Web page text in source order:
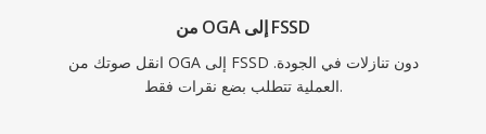
من OGA إلى FSSD
انقل صوتك من OGA إلى FSSD دون تنازلات في الجودة.
العملية تتطلب بضع نقرات فقط.